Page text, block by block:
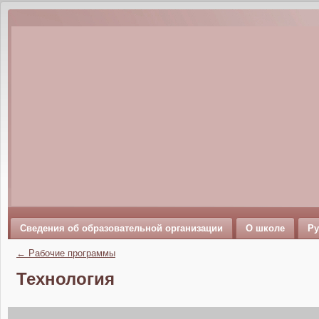
Сведения об образовательной организации О школе
← Рабочие программы
Технология